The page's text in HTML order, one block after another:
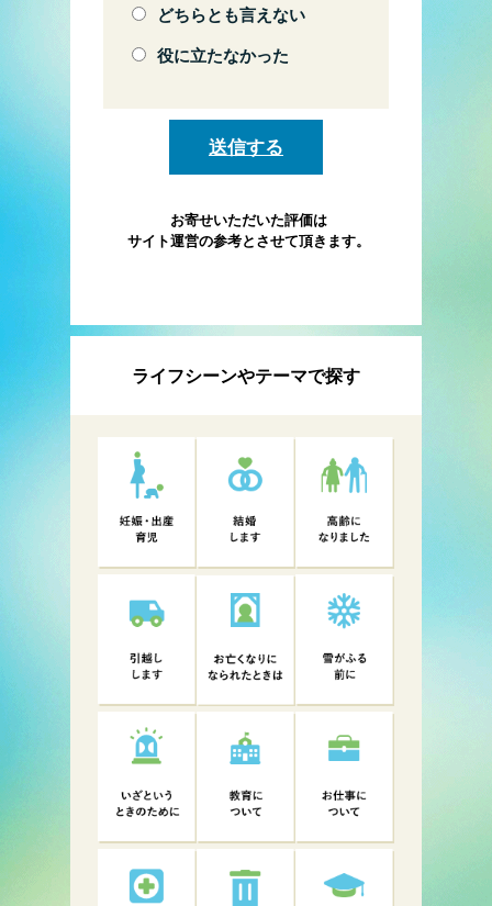
どちらとも言えない
役に立たなかった
お寄せいただいた評価は
サイト運営の参考とさせて頂きます。
ライフシーンやテーマで探す